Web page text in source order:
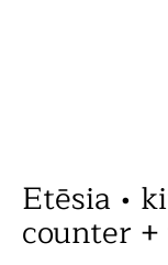
Etēsia •
counter